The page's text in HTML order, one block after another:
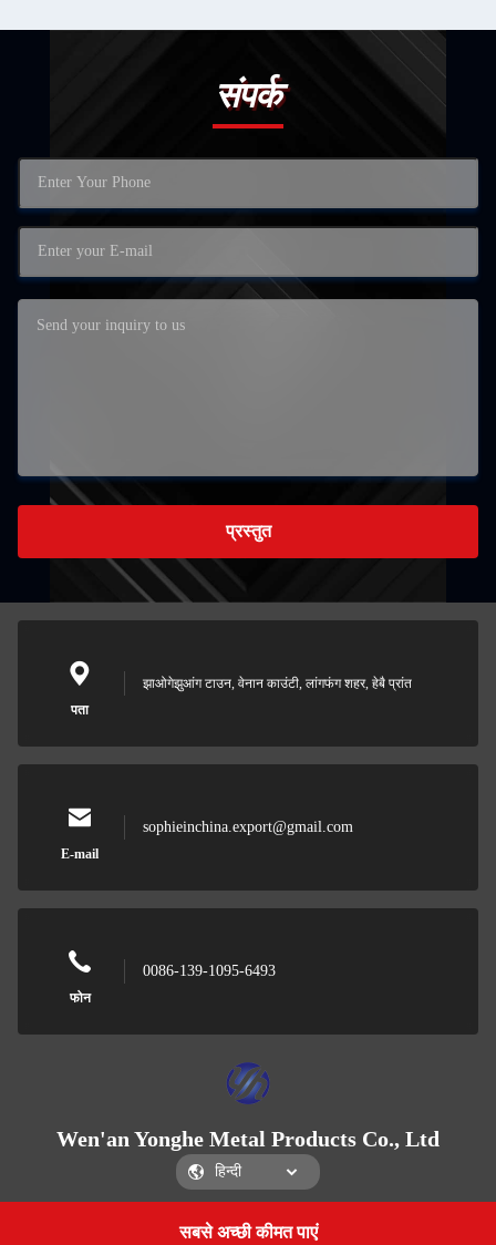
सबसे अच्छी कीमत पाएं
संपर्क
प्रस्तुत
पता
झाओगेझुआंग टाउन, वेनान काउंटी, लांगफंग शहर, हेबै प्रांत
E-mail
sophieinchina.export@gmail.com
फोन
0086-139-1095-6493
Wen'an Yonghe Metal Products Co., Ltd
Wen'an Yonghe Metal Products Co., Ltd
Get a Quote